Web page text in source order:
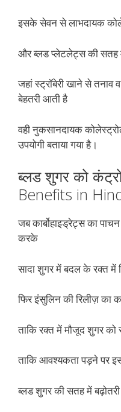
इसके सेवन से लाभदायक
और ब्लड प्लेटलेट्स की सतह
जहां स्ट्रॉबेरी खाने से
बेहतरी आती है
वही नुकसानदायक
उपयोगी बताया गया है।
ब्लड शुगर को
Benefits in
जब कार्बोहाइड्रेट्स का
करके
सादा शुगर में बदल के रक्त में
फिर इंसुलिन की रिलीज़ का
ताकि रक्त में मौजूद शुगर को
ताकि आवश्यकता पड़ने पर
ब्लड शुगर की सतह में